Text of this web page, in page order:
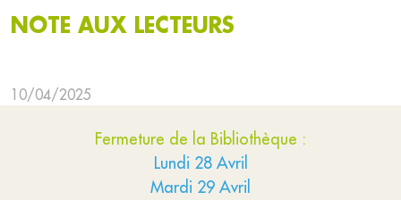
NOTE AUX LECTEURS
10/04/2025
Fermeture de la Bibliothèque :
Lundi 28 Avril
Mardi 29 Avril